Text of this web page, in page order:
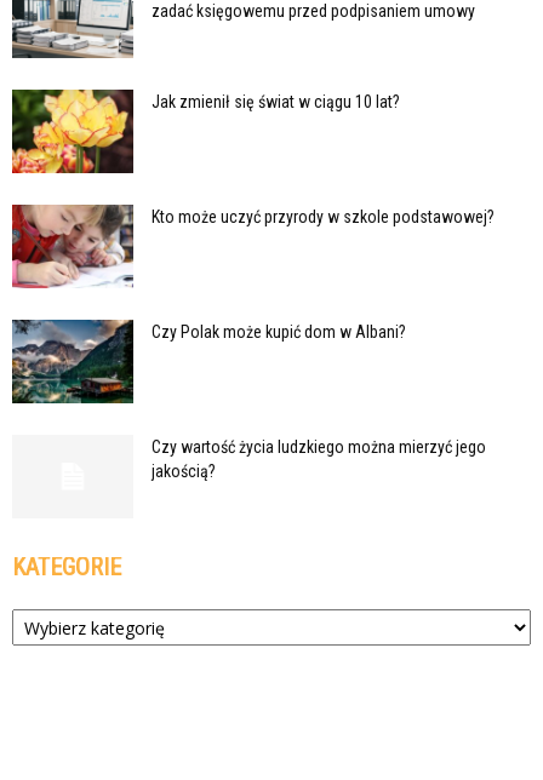
zadać księgowemu przed podpisaniem umowy
Jak zmienił się świat w ciągu 10 lat?
Kto może uczyć przyrody w szkole podstawowej?
Czy Polak może kupić dom w Albani?
Czy wartość życia ludzkiego można mierzyć jego
jakością?
KATEGORIE
Kategorie